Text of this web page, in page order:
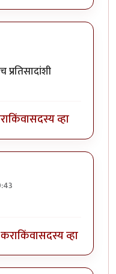
किंवासदस्य व्हा
किंवासदस्य व्हा